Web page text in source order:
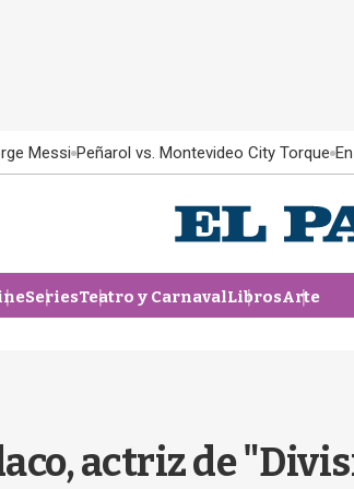
Messi Peñarol vs. Montevideo City Torque
SeriesTeatro y CarnavalLibrosArte
actriz de